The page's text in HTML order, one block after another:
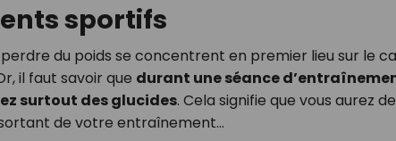
sportifs
du poids se concentrent en premier lieu sur le
il faut savoir que durant une séance
surtout des glucides. Cela signifie que vous aurez
de votre entraînement…